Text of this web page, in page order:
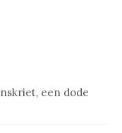
een dode